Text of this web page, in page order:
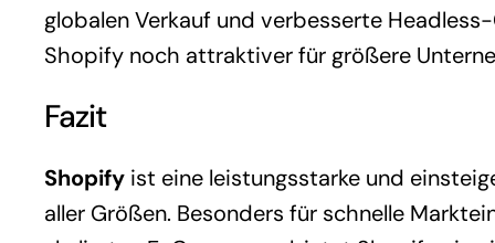
globalen Verkauf und verbesserte
Shopify noch attraktiver für größere
Fazit
Shopify ist eine leistungsstarke und
aller Größen. Besonders für schnelle